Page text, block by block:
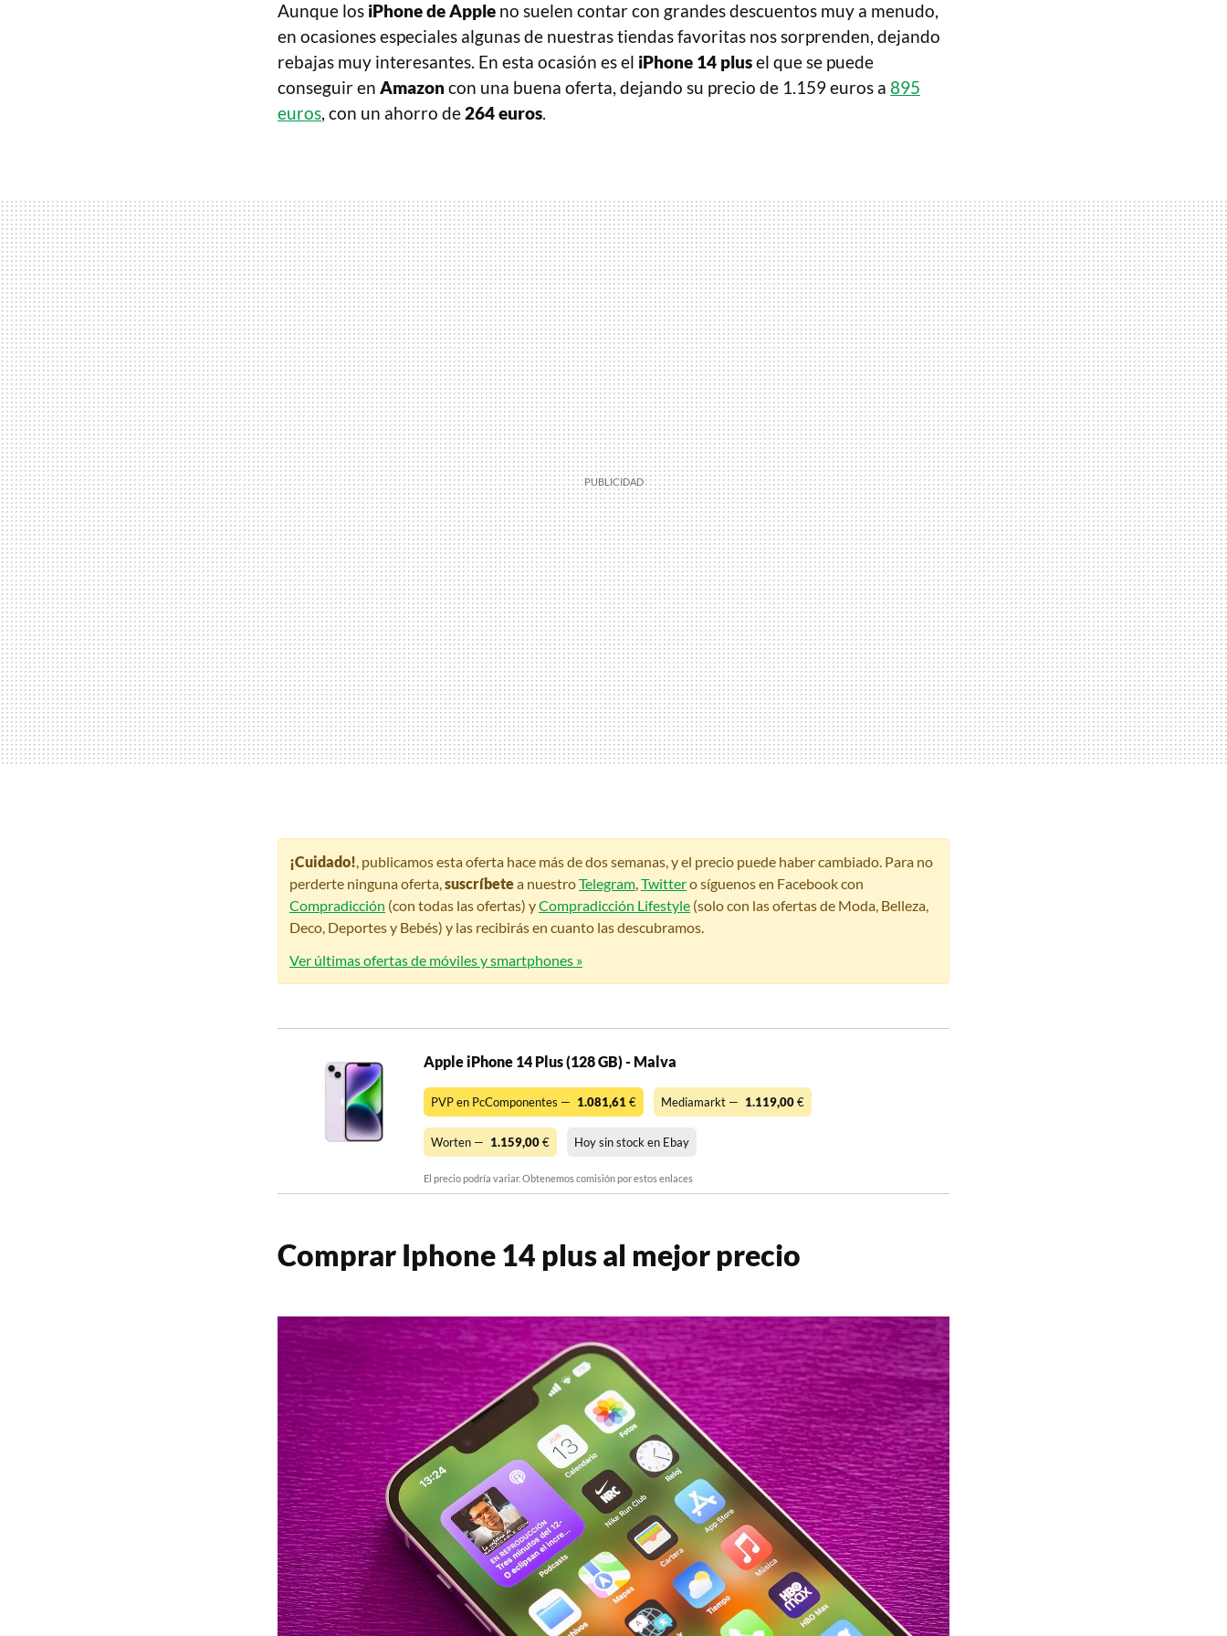
Aunque los iPhone de Apple no suelen contar con grandes descuentos muy a menudo,
en ocasiones especiales algunas de nuestras tiendas favoritas nos sorprenden, dejando
rebajas muy interesantes. En esta ocasión es el iPhone 14 plusel que se puede
conseguir en Amazon con una buena oferta, dejando su precio de 1.159 euros a 895
euros, con un ahorro de264 euros.
¡Cuidado! , publicamos esta oferta hace más de dos semanas, y el precio puede haber cambiado. Para no
perderte ninguna oferta, suscríbetea nuestroTelegram Twittero síguenos en Facebook con
Compradicción (con todas las ofertas) yCompradicción Lifestyle (solo con las ofertas de Moda, Belleza,
Deco, Deportes y Bebés) y las recibirás en cuanto las descubramos.
Ver últimas ofertas de móviles y smartphones »
Apple iPhone 14 Plus (128 GB) - Malva
PVP en PcComponentes — 1.081,61 € Mediamarkt — 1.119,00€
Worten — 1.159,00€ Hoy sin stock en Ebay
El precio podría variar. Obtenemos comisión por estos enlaces
Comprar Iphone 14 plus al mejor precio